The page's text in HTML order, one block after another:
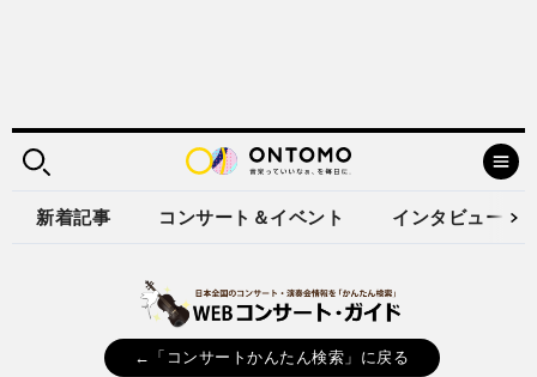
新着記事 コンサート＆イベント インタビュー
←「コンサートかんたん検索」に戻る